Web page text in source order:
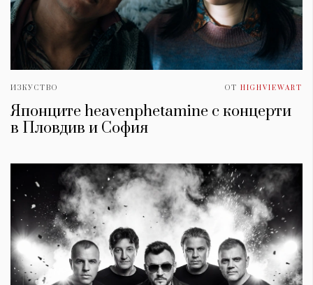
ИЗКУСТВО ОТ HIGHVIEWART
Японците heavenphetamine с концерти
в Пловдив и София